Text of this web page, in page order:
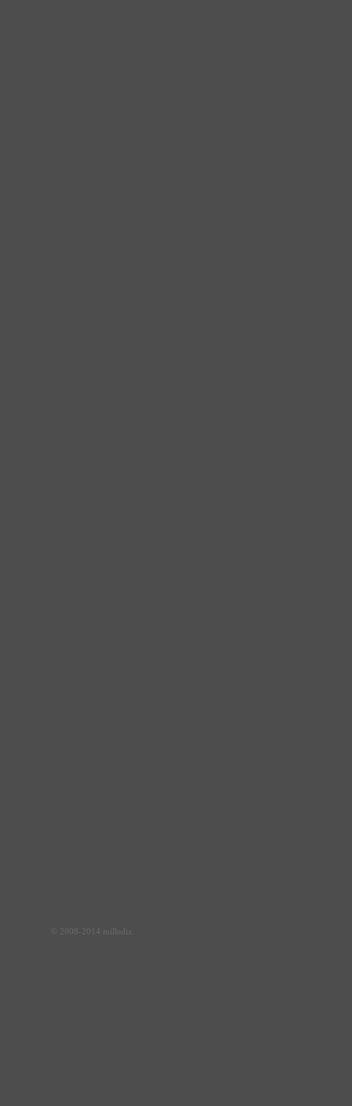
© 2008-2014 milledix